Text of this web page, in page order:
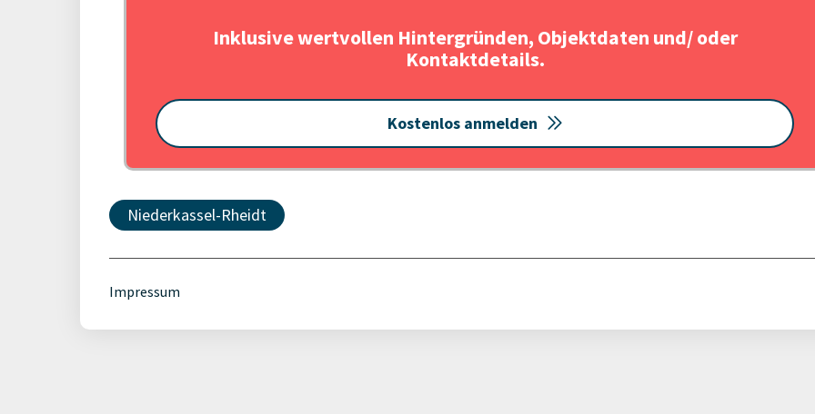
Inklusive wertvollen Hintergründen, Objektdaten und/ oder
Kontaktdetails.
Kostenlos anmelden
Niederkassel-Rheidt
Impressum